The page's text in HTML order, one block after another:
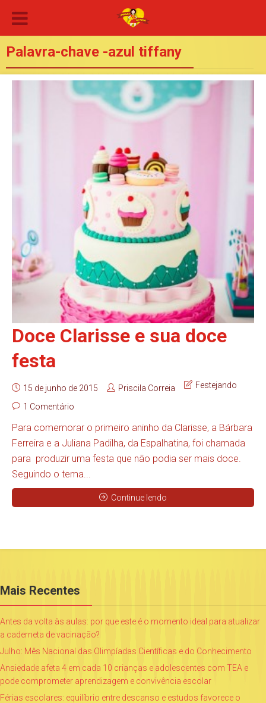
Palavra-chave -azul tiffany
Doce Clarisse e sua doce
festa
15 de junho de 2015 Priscila Correia Festejando
1 Comentário
Para comemorar o primeiro aninho da Clarisse, a Bárbara
Ferreira e a Juliana Padilha, da Espalhatina, foi chamada
para produzir uma festa que não podia ser mais doce.
Seguindo o tema...
Continue lendo
Mais Recentes
Antes da volta às aulas: por que este é o momento ideal para atualizar
a caderneta de vacinação?
Julho: Mês Nacional das Olimpíadas Científicas e do Conhecimento
Ansiedade afeta 4 em cada 10 crianças e adolescentes com TEA e
pode comprometer aprendizagem e convivência escolar
Férias escolares: equilíbrio entre descanso e estudos favorece o